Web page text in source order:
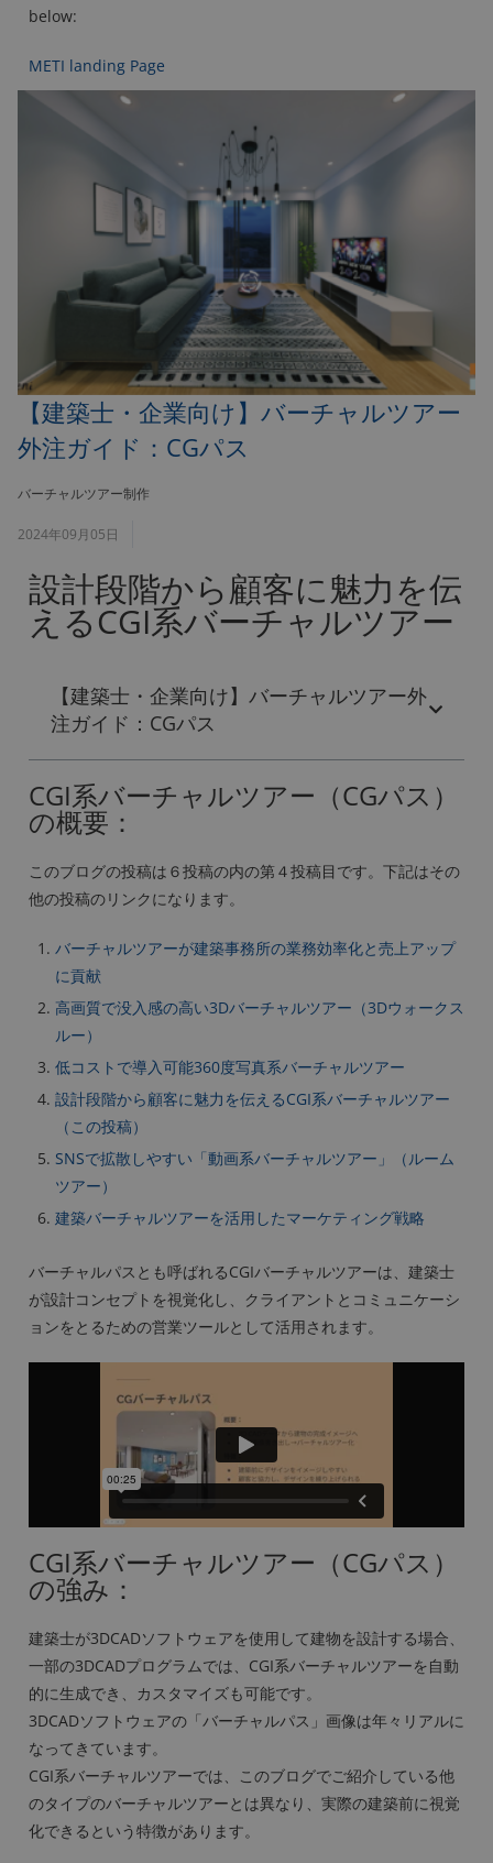
below:
METI landing Page
【建築士・企業向け】バーチャルツアー
外注ガイド：CGパス
バーチャルツアー制作
2024年09月05日
設計段階から顧客に魅力を伝
えるCGI系バーチャルツアー
【建築士・企業向け】バーチャルツアー外
注ガイド：CGパス
CGI系バーチャルツアー（CGパス）
の概要：
このブログの投稿は６投稿の内の第４投稿目です。下記はその
他の投稿のリンクになります。
バーチャルツアーが建築事務所の業務効率化と売上アップ
に貢献
高画質で没入感の高い3Dバーチャルツアー（3Dウォークス
ルー）
低コストで導入可能360度写真系バーチャルツアー
設計段階から顧客に魅力を伝えるCGI系バーチャルツアー
（この投稿）
SNSで拡散しやすい「動画系バーチャルツアー」（ルーム
ツアー）
建築バーチャルツアーを活用したマーケティング戦略
バーチャルパスとも呼ばれるCGIバーチャルツアーは、建築士
が設計コンセプトを視覚化し、クライアントとコミュニケーシ
ョンをとるための営業ツールとして活用されます。
CGI系バーチャルツアー（CGパス）
の強み：
建築士が3DCADソフトウェアを使用して建物を設計する場合、
一部の3DCADプログラムでは、CGI系バーチャルツアーを自動
的に生成でき、カスタマイズも可能です。
3DCADソフトウェアの「バーチャルパス」画像は年々リアルに
なってきています。
CGI系バーチャルツアーでは、このブログでご紹介している他
のタイプのバーチャルツアーとは異なり、実際の建築前に視覚
化できるという特徴があります。